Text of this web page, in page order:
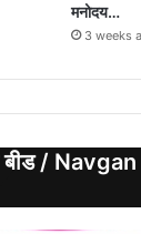
मनोदय…
3 weeks
बीड /